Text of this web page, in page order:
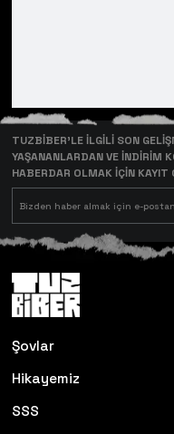
TUZBİBER’LE İLGİLİ SON
YAŞANANLARDAN VE İNDİRİM
HABERDAR OLMAK İÇİN KAYIT
Şovlar
Hikayemiz
SSS